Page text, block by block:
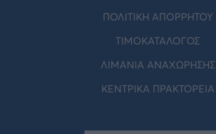
ΠΟΛΙΤΙΚΗ ΑΠΟΡΡΗΤΟΥ
ΤΙΜΟΚΑΤΑΛΟΓΟΣ
ΛΙΜΑΝΙΑ ΑΝΑΧΩΡΗΣΗΣ
ΚΕΝΤΡΙΚΑ ΠΡΑΚΤΟΡΕΙΑ